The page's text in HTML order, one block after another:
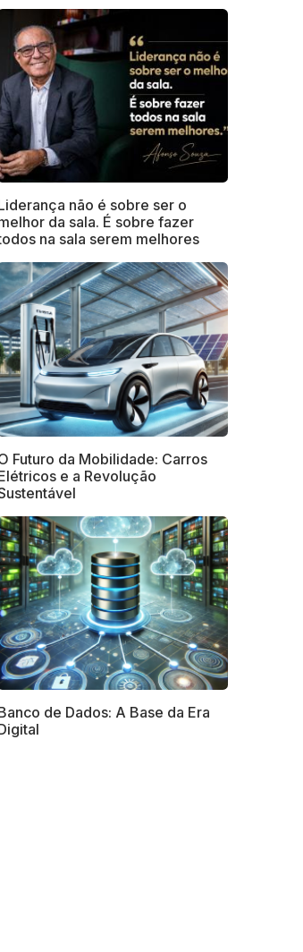
não é sobre ser o
da sala. É sobre fazer
na sala serem melhores
Futuro da Mobilidade: Carros
e a Revolução
de Dados: A Base da Era